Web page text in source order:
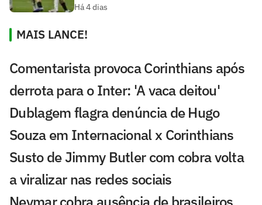
Há 4 dias
MAIS LANCE!
Comentarista provoca Corinthians após
derrota para o Inter: 'A vaca deitou'
Dublagem flagra denúncia de Hugo
Souza em Internacional x Corinthians
Susto de Jimmy Butler com cobra volta
a viralizar nas redes sociais